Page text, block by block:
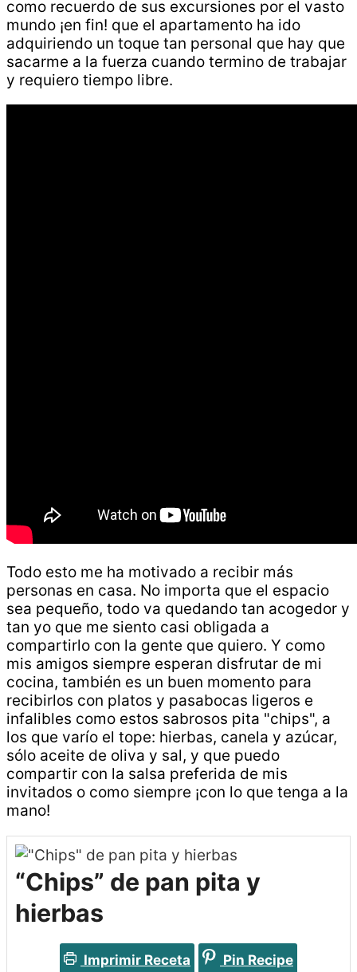
como recuerdo de sus excursiones por el vasto
mundo ¡en fin! que el apartamento ha ido
adquiriendo un toque tan personal que hay que
sacarme a la fuerza cuando termino de trabajar
y requiero tiempo libre.
Todo esto me ha motivado a recibir más
personas en casa. No importa que el espacio
sea pequeño, todo va quedando tan acogedor y
tan yo que me siento casi obligada a
compartirlo con la gente que quiero. Y como
mis amigos siempre esperan disfrutar de mi
cocina, también es un buen momento para
recibirlos con platos y pasabocas ligeros e
infalibles como estos sabrosos pita "chips", a
los que varío el tope: hierbas, canela y azúcar,
sólo aceite de oliva y sal, y que puedo
compartir con la salsa preferida de mis
invitados o como siempre ¡con lo que tenga a la
mano!
“Chips” de pan pita y
hierbas
Imprimir Receta Pin Recipe